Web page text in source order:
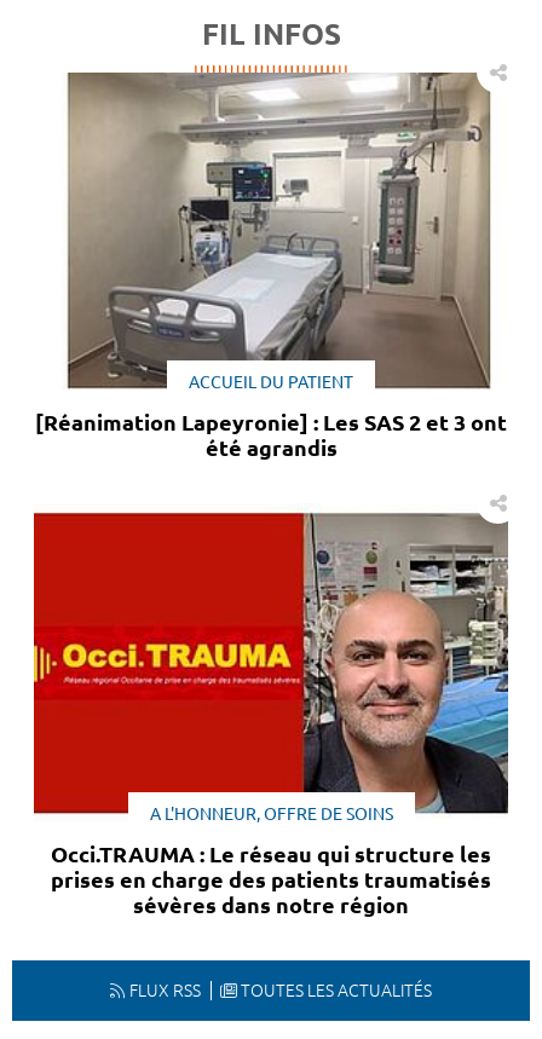
FIL INFOS
ACCUEIL DU PATIENT
[Réanimation Lapeyronie] : Les SAS 2 et 3 ont
été agrandis
A L'HONNEUR, OFFRE DE SOINS
Occi.TRAUMA : Le réseau qui structure les
prises en charge des patients traumatisés
sévères dans notre région
FLUX RSS TOUTES LES ACTUALITÉS